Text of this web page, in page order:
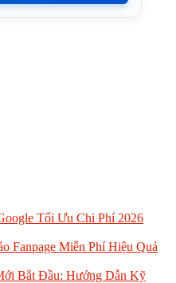
Tối Ưu Chi Phí 2026
Fanpage Miễn Phí Hiệu Quả
Bắt Đầu: Hướng Dẫn Kỹ